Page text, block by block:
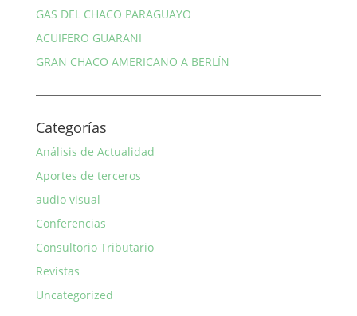
GAS DEL CHACO PARAGUAYO
ACUIFERO GUARANI
GRAN CHACO AMERICANO A BERLÍN
Categorías
Análisis de Actualidad
Aportes de terceros
audio visual
Conferencias
Consultorio Tributario
Revistas
Uncategorized